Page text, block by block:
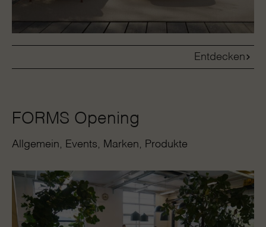
Entdecken
FORMS Opening
Allgemein Events Marken Produkte